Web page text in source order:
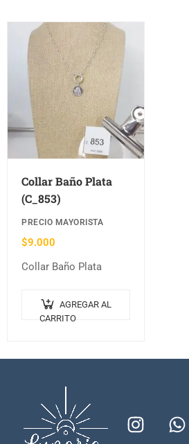
Collar Baño Plata
(C_853)
PRECIO MAYORISTA
$9.000
Collar Baño Plata
AGREGAR AL
CARRITO